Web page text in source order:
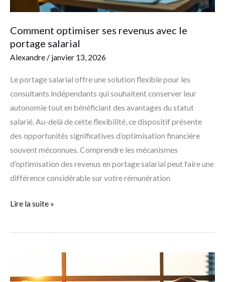
Comment optimiser ses revenus avec le
portage salarial
Alexandre/ janvier 13, 2026
Le portage salarial offre une solution flexible pour les
consultants indépendants qui souhaitent conserver leur
autonomie tout en bénéficiant des avantages du statut
salarié. Au-delà de cette flexibilité, ce dispositif présente
des opportunités significatives d’optimisation financière
souvent méconnues. Comprendre les mécanismes
d’optimisation des revenus en portage salarial peut faire une
différence considérable sur votre rémunération
Lire la suite »